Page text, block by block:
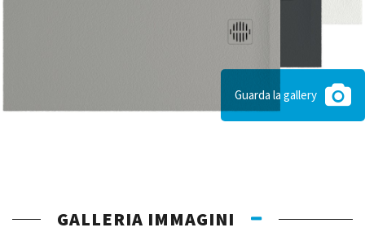
Guarda la gallery
GALLERIA IMMAGINI